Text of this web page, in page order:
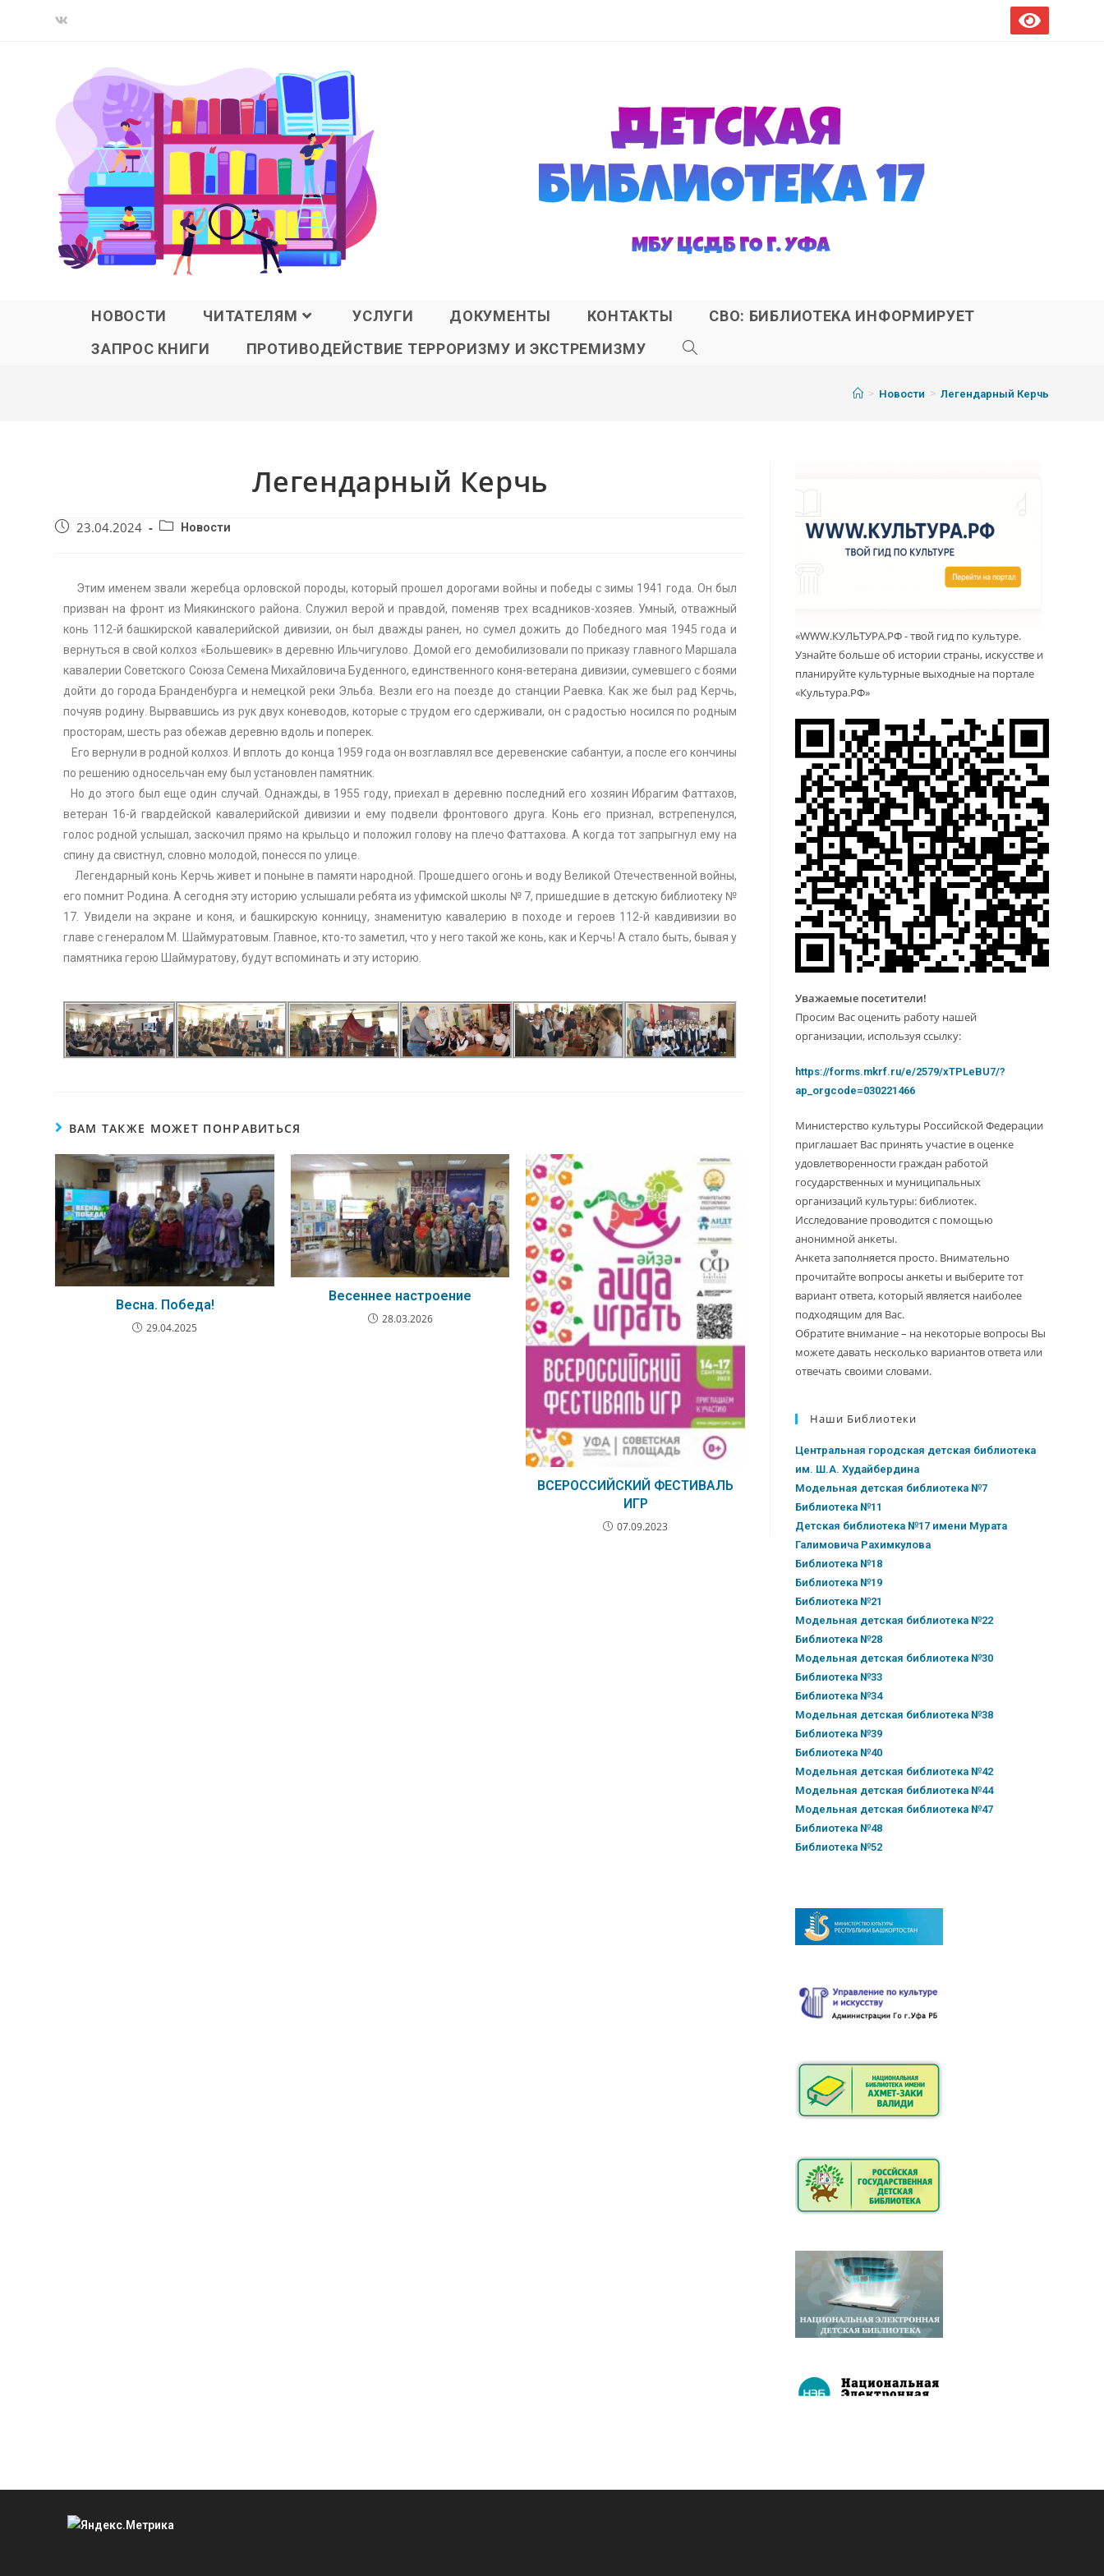
НОВОСТИ ЧИТАТЕЛЯМ УСЛУГИ ДОКУМЕНТЫ КОНТАКТЫ
СВО: БИБЛИОТЕКА ИНФОРМИРУЕТ
ЗАПРОС КНИГИ
ПРОТИВОДЕЙСТВИЕ ТЕРРОРИЗМУ И ЭКСТРЕМИЗМУ
> Новости > Легендарный Керчь
Легендарный Керчь
23.04.2024 Новости
Этим именем звали жеребца орловской породы, который прошел дорогами войны и победы с зимы 1941 года. Он был
призван на фронт из Миякинского района. Служил верой и правдой, поменяв трех всадников-хозяев. Умный, отважный
конь 112-й башкирской кавалерийской дивизии, он был дважды ранен, но сумел дожить до Победного мая 1945 года и
вернуться в свой колхоз «Большевик» в деревню Ильчигулово. Домой его демобилизовали по приказу главного Маршала
кавалерии Советского Союза Семена Михайловича Буденного, единственного коня-ветерана дивизии, сумевшего с боями
дойти до города Бранденбурга и немецкой реки Эльба. Везли его на поезде до станции Раевка. Как же был рад Керчь,
почуяв родину. Вырвавшись из рук двух коневодов, которые с трудом его сдерживали, он с радостью носился по родным
просторам, шесть раз обежав деревню вдоль и поперек.
Его вернули в родной колхоз. И вплоть до конца 1959 года он возглавлял все деревенские сабантуи, а после его кончины
по решению односельчан ему был установлен памятник.
Но до этого был еще один случай. Однажды, в 1955 году, приехал в деревню последний его хозяин Ибрагим Фаттахов,
ветеран 16-й гвардейской кавалерийской дивизии и ему подвели фронтового друга. Конь его признал, встрепенулся,
голос родной услышал, заскочил прямо на крыльцо и положил голову на плечо Фаттахова. А когда тот запрыгнул ему на
спину да свистнул, словно молодой, понесся по улице.
Легендарный конь Керчь живет и поныне в памяти народной. Прошедшего огонь и воду Великой Отечественной войны,
его помнит Родина. А сегодня эту историю услышали ребята из уфимской школы № 7, пришедшие в детскую библиотеку №
17. Увидели на экране и коня, и башкирскую конницу, знаменитую кавалерию в походе и героев 112-й кавдивизии во
главе с генералом М. Шаймуратовым. Главное, кто-то заметил, что у него такой же конь, как и Керчь! А стало быть, бывая у
памятника герою Шаймуратову, будут вспоминать и эту историю.
ВАМ ТАКЖЕ МОЖЕТ ПОНРАВИТЬСЯ
Весна. Победа!
29.04.2025
Весеннее настроение
28.03.2026
ВСЕРОССИЙСКИЙ ФЕСТИВАЛЬ
ИГР
07.09.2023
«WWW.КУЛЬТУРА.РФ - твой гид по культуре.
Узнайте больше об истории страны, искусстве и
планируйте культурные выходные на портале
«Культура.РФ»
Уважаемые посетители!
Просим Вас оценить работу нашей
организации, используя ссылку:
https://forms.mkrf.ru/e/2579/xTPLeBU7/?
ap_orgcode=030221466
Министерство культуры Российской Федерации
приглашает Вас принять участие в оценке
удовлетворенности граждан работой
государственных и муниципальных
организаций культуры: библиотек.
Исследование проводится с помощью
анонимной анкеты.
Анкета заполняется просто. Внимательно
прочитайте вопросы анкеты и выберите тот
вариант ответа, который является наиболее
подходящим для Вас.
Обратите внимание – на некоторые вопросы Вы
можете давать несколько вариантов ответа или
отвечать своими словами.
Наши Библиотеки
Центральная городская детская библиотека
им. Ш.А. Худайбердина
Модельная детская библиотека №7
Библиотека №11
Детская библиотека №17 имени Мурата
Галимовича Рахимкулова
Библиотека №18
Библиотека №19
Библиотека №21
Модельная детская библиотека №22
Библиотека №28
Модельная детская библиотека №30
Библиотека №33
Библиотека №34
Модельная детская библиотека №38
Библиотека №39
Библиотека №40
Модельная детская библиотека №42
Модельная детская библиотека №44
Модельная детская библиотека №47
Библиотека №48
Библиотека №52